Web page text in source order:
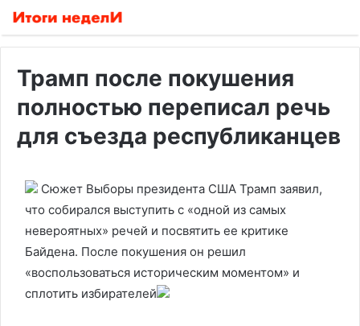
Трамп после покушения
полностью переписал речь
для съезда республиканцев
Сюжет Выборы президента США Трамп заявил,
что собирался выступить с «одной из самых
невероятных» речей и посвятить ее критике
Байдена. После покушения он решил
«воспользоваться историческим моментом» и
сплотить избирателей